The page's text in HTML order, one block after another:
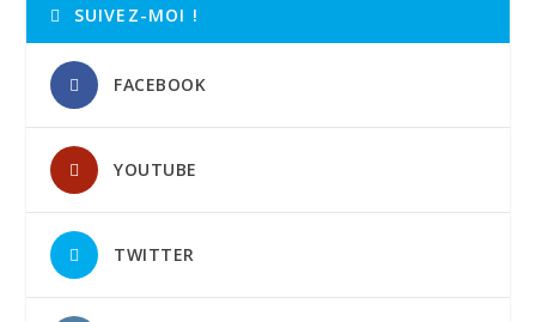
SUIVEZ-MOI !
FACEBOOK
YOUTUBE
TWITTER